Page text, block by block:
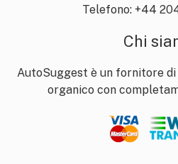
Telefono: +44
Chi
AutoSuggest è un fornitore
organico con